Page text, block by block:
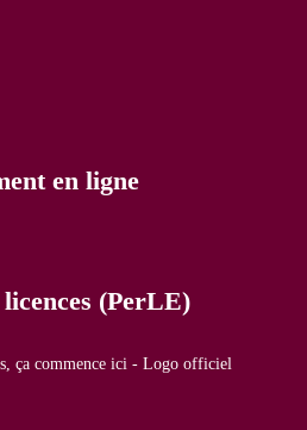
en ligne
(PerLE)